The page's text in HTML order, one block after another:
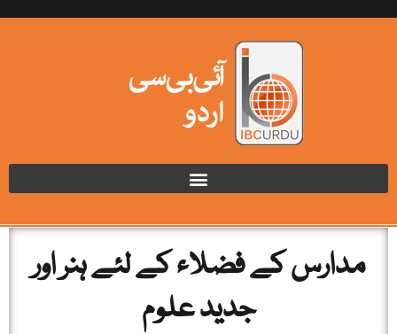
مدارس کے فضلاء کے لئے ہنر اور
جدید علوم